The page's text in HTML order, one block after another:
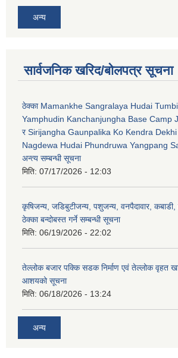
अन्य
सार्वजनिक खरिद/बोलपत्र सूचना
ठेक्का Mamankhe Sangralaya Hudai
Yamphudin Kanchanjungha Base Camp
र Sirijangha Gaunpalika Ko Kendra
Nagdewa Hudai Phundruwa Yangpang
अन्त्य सम्बन्धी सूचना
मिति: 07/17/2026 - 12:03
कृषिजन्य, जडिबुटीजन्य, पशुजन्य, वनपैदावार,
ठेक्का बन्दोबस्त गर्ने सम्बन्धी सूचना
मिति: 06/19/2026 - 22:02
तेल्लोक बजार पक्कि सडक निर्माण एवं तेल्लोक वृहत
आशयको सूचना
मिति: 06/18/2026 - 13:24
अन्य